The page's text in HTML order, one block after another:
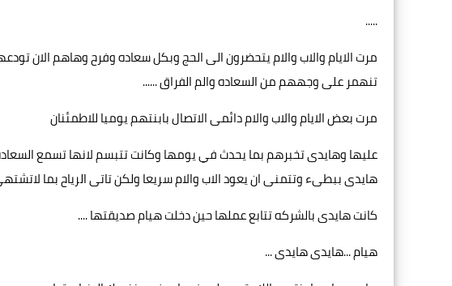
.....
مرت الايام والاب والام يتحضرون الى الحج وبكل سعاده وفرح وهاهم الان
تنهمر على وجههم من السعاده والم الفراق ......
مرت بعض الايام والاب والام دائمى الاتصال بابنتهم يوميا للاطمئنان
عليها وهايدى تخبرهم بما يحدث في يومها وكانت تتبسم لانها تسمع
هايدى ببطىء وتتمنى ان يعود الاب والام سريعا ولكن تاتى الرياح بما
كانت هايدى بالشركه تتابع عملها حين دخلت هيام صديقتها ....
هيام ...هايدى هايدى ...